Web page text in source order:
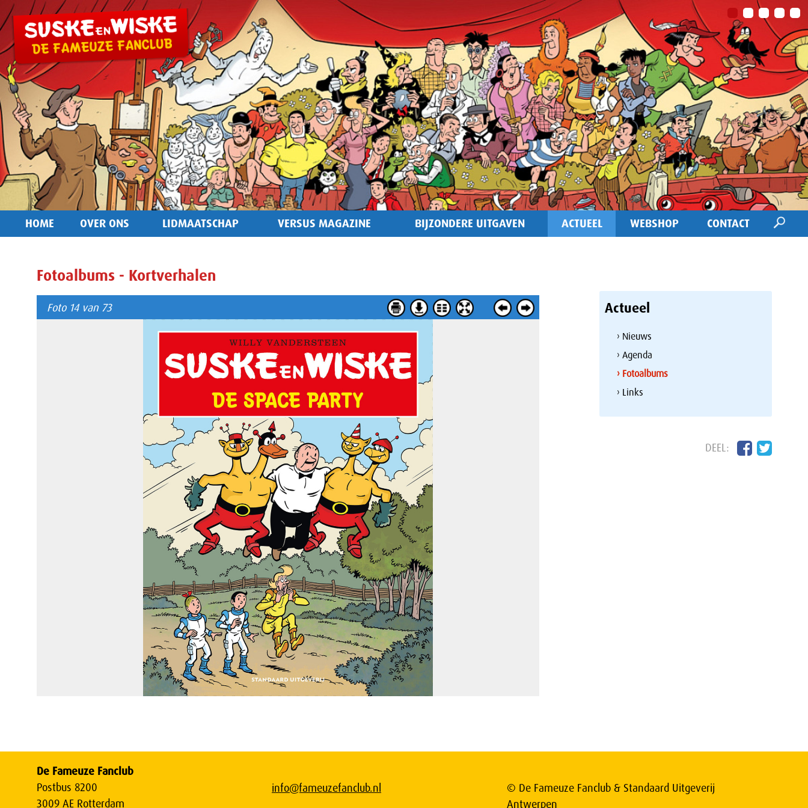
HOME OVER ONS LIDMAATSCHAP VERSUS MAGAZINE BIJZONDERE UITGAVEN ACTUEEL WEBSHOP CONTACT
Fotoalbums - Kortverhalen
Foto 14 van 73 Actueel
› Nieuws
› Agenda
› Fotoalbums
› Links
DEEL:
De Fameuze Fanclub
Postbus 8200
3009 AE Rotterdam
info@fameuzefanclub.nl
© De Fameuze Fanclub & Standaard Uitgeverij
Antwerpen